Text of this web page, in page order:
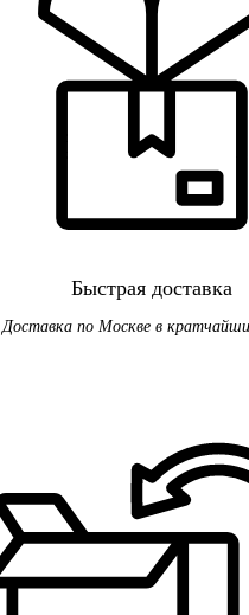
Быстрая доставка
Доставка по Москве в